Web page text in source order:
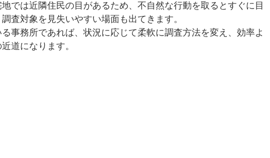
では近隣住民の目があるため、不自然な行動を取るとすぐに目
査対象を見失いやすい場面も出てきます。
事務所であれば、状況に応じて柔軟に調査方法を変え、効率よ
道になります。